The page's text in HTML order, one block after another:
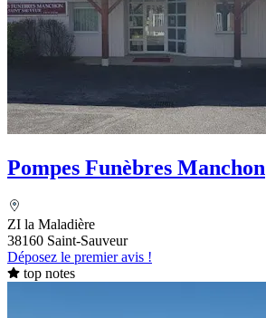
Pompes Funèbres Manchon
ZI la Maladière
38160 Saint-Sauveur
Déposez le premier avis !
top notes